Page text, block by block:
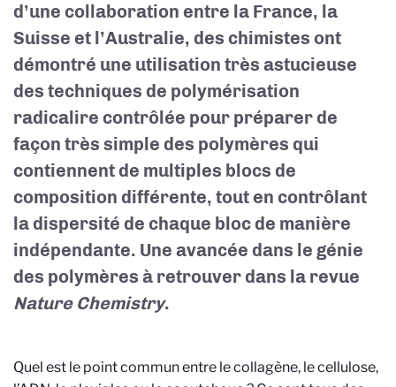
d’une collaboration entre la France, la
Suisse et l’Australie, des chimistes ont
démontré une utilisation très astucieuse
des techniques de polymérisation
radicalire contrôlée pour préparer de
façon très simple des polymères qui
contiennent de multiples blocs de
composition différente, tout en contrôlant
la dispersité de chaque bloc de manière
indépendante. Une avancée dans le génie
des polymères à retrouver dans la revue
Nature Chemistry.
Quel est le point commun entre le collagène, le cellulose,